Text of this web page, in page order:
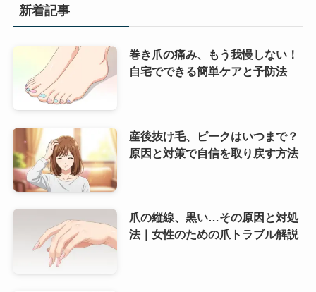
新着記事
巻き爪の痛み、もう我慢しない！
自宅でできる簡単ケアと予防法
産後抜け毛、ピークはいつまで？
原因と対策で自信を取り戻す方法
爪の縦線、黒い…その原因と対処
法｜女性のための爪トラブル解説